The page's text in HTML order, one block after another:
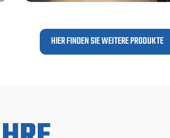
HIER FINDEN SIE WEITERE PRODUKTE